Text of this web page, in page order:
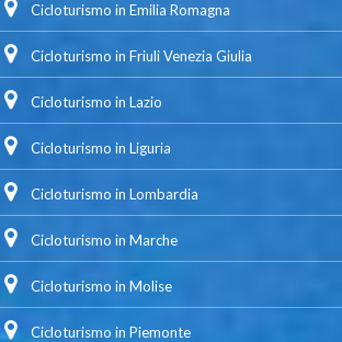
Cicloturismo in Emilia Romagna
Cicloturismo in Friuli Venezia Giulia
Cicloturismo in Lazio
Cicloturismo in Liguria
Cicloturismo in Lombardia
Cicloturismo in Marche
Cicloturismo in Molise
Cicloturismo in Piemonte